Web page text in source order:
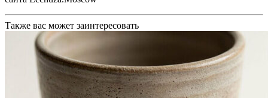
Также вас может заинтересовать